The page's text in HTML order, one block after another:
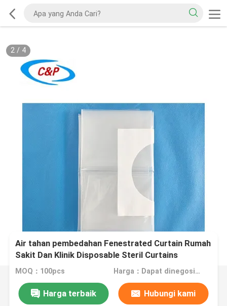
2/ 4
Air tahan pembedahan Fenestrated Curtain Rumah
Sakit Dan Klinik Disposable Steril Curtains
MOQ：100pcs Harga：Dapat dinegosiasikan
Harga terbaik Hubungi kami